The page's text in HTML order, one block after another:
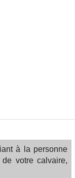
à la personne
votre calvaire,